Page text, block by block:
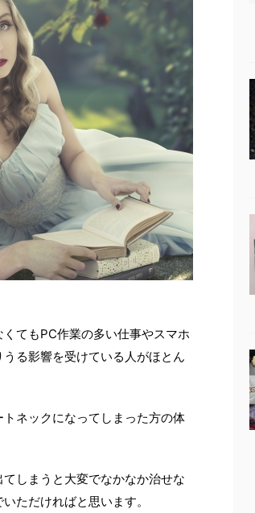
てもPC作業の多い仕事やスマホ
る影響を受けている人がほとん
ネックになってしまった方の体
しまうと大変でなかなか治せな
ただければと思います。